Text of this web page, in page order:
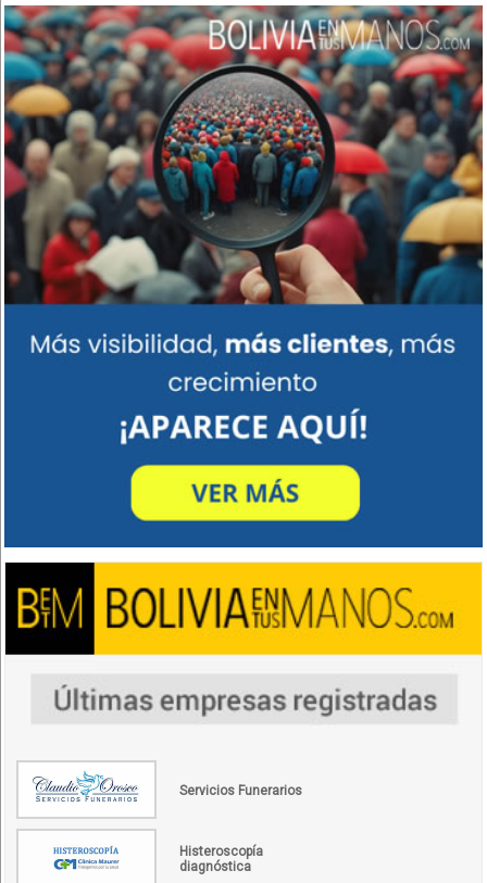
Servicios Funerarios
Histeroscopía
diagnóstica